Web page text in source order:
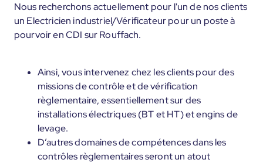
Nous recherchons actuellement pour l'un de nos clients
un Electricien industriel/Vérificateur pour un poste à
pourvoir en CDI sur Rouffach.
Ainsi, vous intervenez chez les clients pour des
missions de contrôle et de vérification
règlementaire, essentiellement sur des
installations électriques (BT et HT) et engins de
levage.
D’autres domaines de compétences dans les
contrôles règlementaires seront un atout